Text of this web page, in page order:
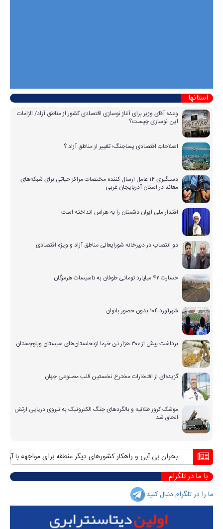
استانها
وعده آقای وزیر برای آغاز نوسازی اقتصادی کشور از مناطق آزاد/ الزامات
این نوسازی چیست؟
اصلاحاتِ اقتصادی پساجنگ؛ تغییر از مناطق آزاد ؟
دستگیری ۱۴ عامل ارسال کننده مختصات مراکز حیاتی برای شبکه‌های
معاند در استان آذربایجان غربی
اقتدار ملی ایران دشمنان را به هراس انداخته است
دو انتصاب در دبیرخانه شورایعالی مناطق آزاد و ویژه اقتصادی
خسارت ۴۲ میلیارد تومانی طوفان به تاسیسات هرمزگان
شهرآورد ۱۰۴ بدون حضور بانوان
برداشت بیش از ۳۰۰ هزار تن خرما ازنخلستان‌های سیستان وبلوچستان
گزیده‌ای از افتخارات مخترع نخستین قلب مصنوعی جهان
موشک کروز طلائیه و بالگردهای جنگ الکترونیک به نیروی دریایی ارتش
الحاق شد
بحران بی آبی و راهکار کشورهای دیگر منطقه برای مواجهه با آن
با ما در تلگرام
ما را در تلگرام دنبال کنید